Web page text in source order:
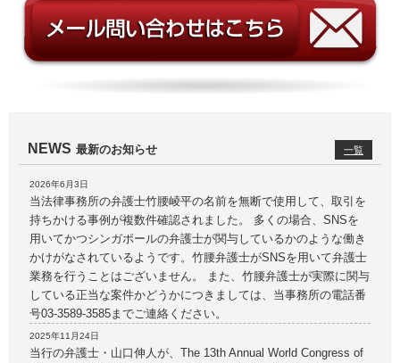
NEWS 最新のお知らせ 一覧
2026年6月3日
当法律事務所の弁護士竹腰崚平の名前を無断で使用して、取引を
持ちかける事例が複数件確認されました。 多くの場合、SNSを
用いてかつシンガポールの弁護士が関与しているかのような働き
かけがなされているようです。竹腰弁護士がSNSを用いて弁護士
業務を行うことはございません。 また、竹腰弁護士が実際に関与
している正当な案件かどうかにつきましては、当事務所の電話番
号03-3589-3585までご連絡ください。
2025年11月24日
当行の弁護士・山口伸人が、The 13th Annual World Congress of